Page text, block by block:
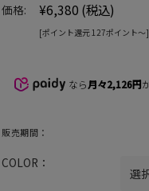
価格: ¥6,380 (税込)
[ポイント還元 127ポイント〜]
なら月々2,126円
販売期間：
COLOR：